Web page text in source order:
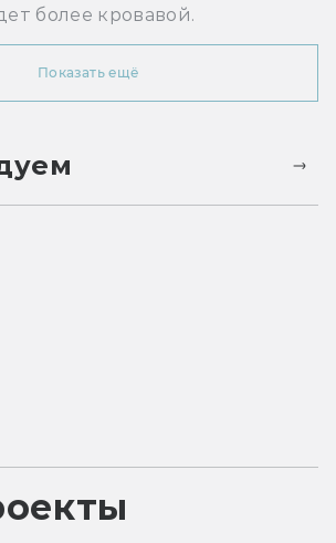
более кровавой.
Показать ещё